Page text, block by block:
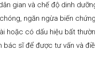
gian và chế độ dinh
ngăn ngừa biến
hoặc có dấu hiệu bất
bác sĩ để được tư vấn và